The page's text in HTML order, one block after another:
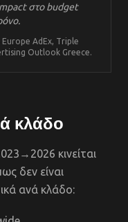
στο budget
Europe AdEx, Triple
Outlook Greece.
κλάδο
κινείται
δεν είναι
ανά κλάδο: